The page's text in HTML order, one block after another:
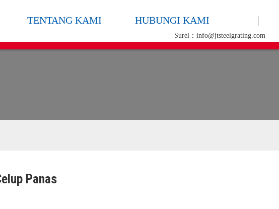
TENTANG KAMI HUBUNGI KAMI
Surel：info@jtsteelgrating.com
Panas